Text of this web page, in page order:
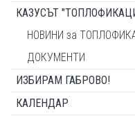
КАЗУСЪТ
НОВИНИ за
ДОКУМЕНТИ
ИЗБИРАМ ГАБРОВО!
КАЛЕНДАР